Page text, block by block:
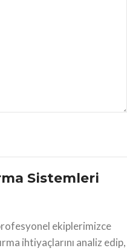
Sistemleri
ekiplerimizce
ihtiyaçlarını analiz edip,